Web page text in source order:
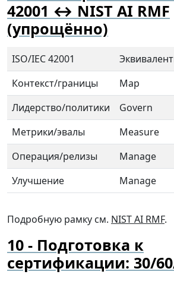
42001 ↔ NIST AI RMF
(упрощённо)
ISO/IEC 42001
Контекст/границы
Map
Лидерство/политики
Govern
Метрики/эвалы
Measure
Операция/релизы
Manage
Улучшение
Manage
Подробную рамку см. NIST AI RMF.
Подготовка к
сертификации: 30/